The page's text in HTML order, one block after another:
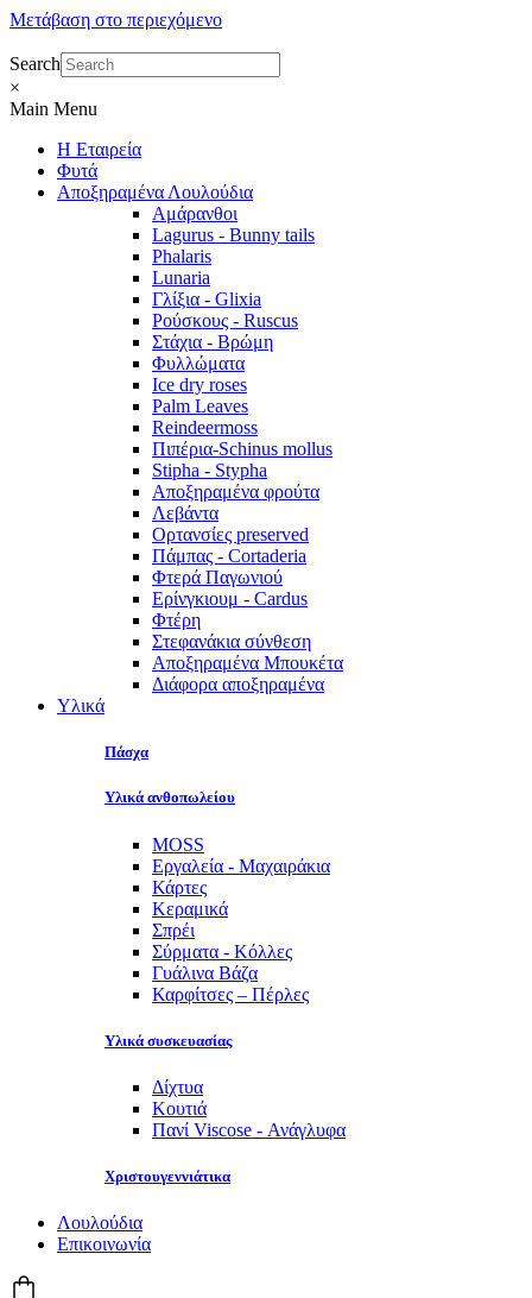
Μετάβαση στο περιεχόμενο
Search
×
Main Menu
Η Εταιρεία
Φυτά
Αποξηραμένα Λουλούδια
Αμάρανθοι
Lagurus - Bunny tails
Phalaris
Lunaria
Γλίξια - Glixia
Ρούσκους - Ruscus
Στάχια - Βρώμη
Φυλλώματα
Ice dry roses
Palm Leaves
Reindeermoss
Πιπέρια-Schinus mollus
Stipha - Stypha
Αποξηραμένα φρούτα
Λεβάντα
Ορτανσίες preserved
Πάμπας - Cortaderia
Φτερά Παγωνιού
Ερίνγκιουμ - Cardus
Φτέρη
Στεφανάκια σύνθεση
Αποξηραμένα Μπουκέτα
Διάφορα αποξηραμένα
Υλικά
Πάσχα
Υλικά ανθοπωλείου
MOSS
Εργαλεία - Μαχαιράκια
Κάρτες
Κεραμικά
Σπρέι
Σύρματα - Κόλλες
Γυάλινα Βάζα
Καρφίτσες – Πέρλες
Υλικά συσκευασίας
Δίχτυα
Κουτιά
Πανί Viscose - Ανάγλυφα
Χριστουγεννιάτικα
Λουλούδια
Επικοινωνία